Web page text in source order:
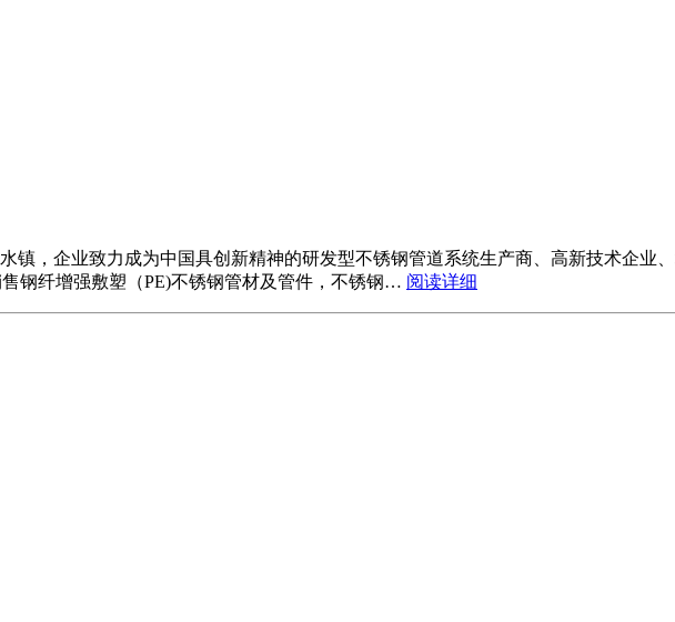
镇，企业致力成为中国具创新精神的研发型不锈钢管道系统生产商、高新技术企业
钢纤增强敷塑（PE)不锈钢管材及管件，不锈钢… 阅读详细